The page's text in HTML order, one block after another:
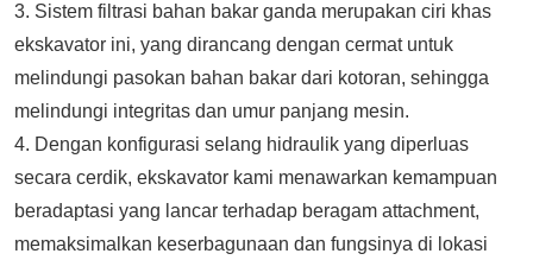
3. Sistem filtrasi bahan bakar ganda merupakan ciri khas
ekskavator ini, yang dirancang dengan cermat untuk
melindungi pasokan bahan bakar dari kotoran, sehingga
melindungi integritas dan umur panjang mesin.
4. Dengan konfigurasi selang hidraulik yang diperluas
secara cerdik, ekskavator kami menawarkan kemampuan
beradaptasi yang lancar terhadap beragam attachment,
memaksimalkan keserbagunaan dan fungsinya di lokasi